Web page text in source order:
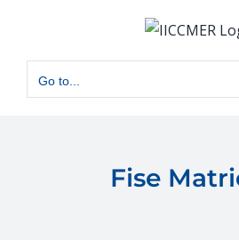
content
Go to...
Fise